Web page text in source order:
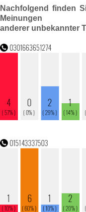
Nachfolgend finden
Meinungen
anderer unbekannter